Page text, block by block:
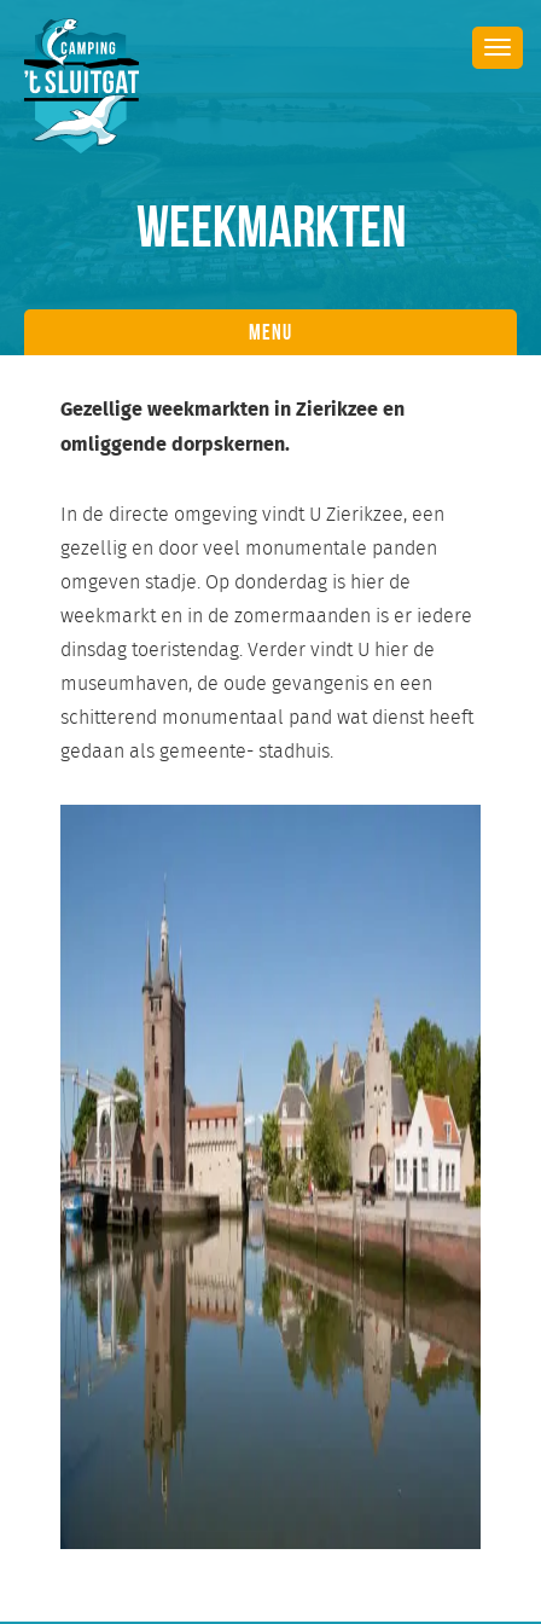
WEEKMARKTEN
Menu
Gezellige weekmarkten in Zierikzee en
omliggende dorpskernen.
In de directe omgeving vindt U Zierikzee, een
gezellig en door veel monumentale panden
omgeven stadje. Op donderdag is hier de
weekmarkt en in de zomermaanden is er iedere
dinsdag toeristendag. Verder vindt U hier de
museumhaven, de oude gevangenis en een
schitterend monumentaal pand wat dienst heeft
gedaan als gemeente- stadhuis.